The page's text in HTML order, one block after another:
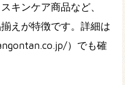
キンケア商品など、
えが特徴です。詳細は
）でも確